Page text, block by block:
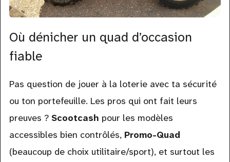
Où dénicher un quad d’occasion
fiable
Pas question de jouer à la loterie avec ta sécurité
ou ton portefeuille. Les pros qui ont fait leurs
preuves ? Scootcash pour les modèles
accessibles bien contrôlés, Promo-Quad
(beaucoup de choix utilitaire/sport), et surtout les